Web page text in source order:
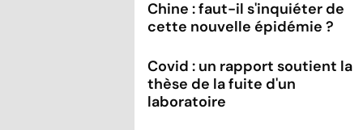
Chine : faut-il s'inquiéter de
cette nouvelle épidémie ?
Covid : un rapport soutient la
thèse de la fuite d'un
laboratoire